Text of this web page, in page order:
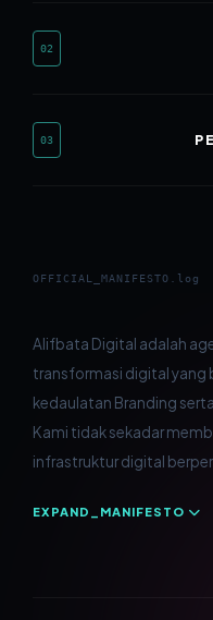
SEO Mastery
Media Coverage
02
Company Profile
Hotel & Penginapan
Website & Aplikasi Desa
03
Kontak
Program
Kebijakan Privasi
Syarat & Ketentuan
OFFICIAL_MANIFESTO.log
Alifbata Digital adalah
transformasi digital yang
kedaulatan Branding
Kami tidak sekadar
infrastruktur digital
dan dirancang untuk
strategi SEO yang
berbagai sektor bisnis
aset digital yang kami
EXPAND_MANIFESTO